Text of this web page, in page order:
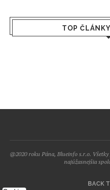
TOP
@2020 roku Pána, Blueinfo s.r.o.
najúžasnejšia
BACK